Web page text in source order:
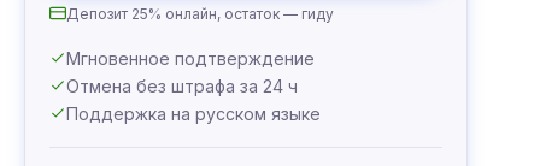
Депозит 25% онлайн, остаток — гиду
Мгновенное подтверждение
Отмена без штрафа за 24 ч
Поддержка на русском языке